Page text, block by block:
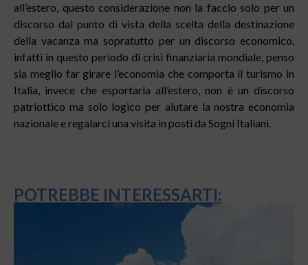
all’estero, questo considerazione non la faccio solo per un
discorso dal punto di vista della scelta della destinazione
della vacanza ma sopratutto per un discorso economico,
infatti in questo periodo di crisi finanziaria mondiale, penso
sia meglio far girare l’economia che comporta il turismo in
Italia, invece che esportarla all’estero, non è un discorso
patriottico ma solo logico per aiutare la nostra economia
nazionale e regalarci una visita in posti da Sogni Italiani.
POTREBBE INTERESSARTI: